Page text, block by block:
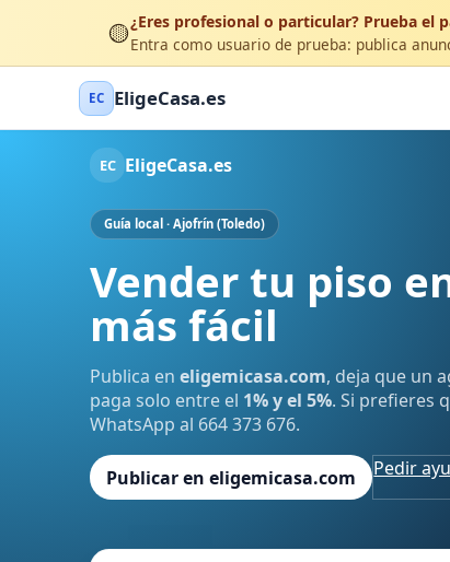
🟡¿Eres profesional o particular? Prueba el
Entra como usuario de prueba: publica
EC EligeCasa.es
EC EligeCasa.es
Guía local · Ajofrín (Toledo)
Vender tu piso
más fácil
Publica en eligemicasa.com, deja que un
paga solo entre el 1% y el 5%. Si prefieres
WhatsApp al 664 373 676.
Publicar en eligemicasa.com Pedir